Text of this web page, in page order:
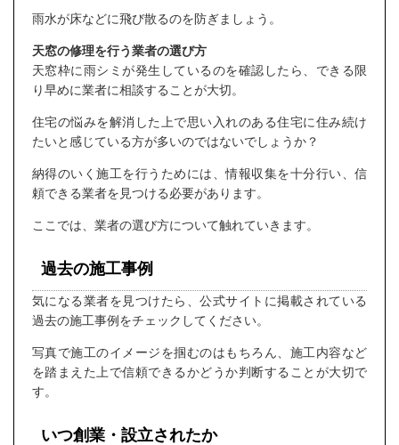
雨水が床などに飛び散るのを防ぎましょう。
天窓の修理を行う業者の選び方
天窓枠に雨シミが発生しているのを確認したら、できる限
り早めに業者に相談することが大切。
住宅の悩みを解消した上で思い入れのある住宅に住み続け
たいと感じている方が多いのではないでしょうか？
納得のいく施工を行うためには、情報収集を十分行い、信
頼できる業者を見つける必要があります。
ここでは、業者の選び方について触れていきます。
過去の施工事例
気になる業者を見つけたら、公式サイトに掲載されている
過去の施工事例をチェックしてください。
写真で施工のイメージを掴むのはもちろん、施工内容など
を踏まえた上で信頼できるかどうか判断することが大切で
す。
いつ創業・設立されたか